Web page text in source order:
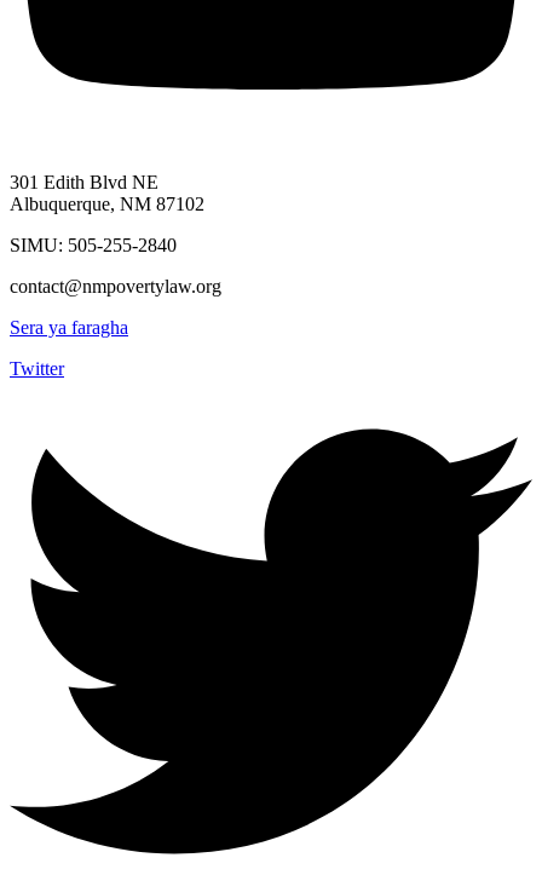
301 Edith Blvd NE
Albuquerque, NM 87102
SIMU: 505-255-2840
contact@nmpovertylaw.org
Sera ya faragha
Twitter